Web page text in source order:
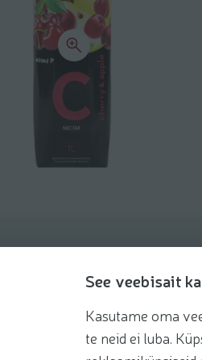
See veebisait
Kasutame oma
te neid ei luba.